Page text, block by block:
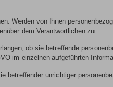
Werden von Ihnen
dem Verantwortlichen zu:
ob sie betreffende
im einzelnen aufgeführten
unrichtiger